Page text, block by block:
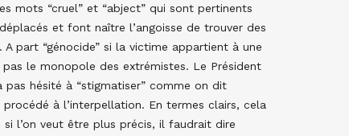
mots “cruel” et “abject” qui sont pertinents
et font naître l’angoisse de trouver des
part “génocide” si la victime appartient à une
le monopole des extrémistes. Le Président
hésité à “stigmatiser” comme on dit
à l’interpellation. En termes clairs, cela
l’on veut être plus précis, il faudrait dire